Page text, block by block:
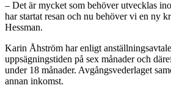
– Det är mycket som behöver utvecklas
har startat resan och nu behöver vi en ny
Hessman.
Karin Åhström har enligt
uppsägningstiden på sex månader och
under 18 månader. Avgångsvederlaget
annan inkomst.